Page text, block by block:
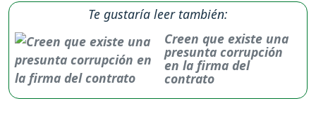
Te gustaría leer también:
Creen que existe una
presunta corrupción
en la firma del
contrato